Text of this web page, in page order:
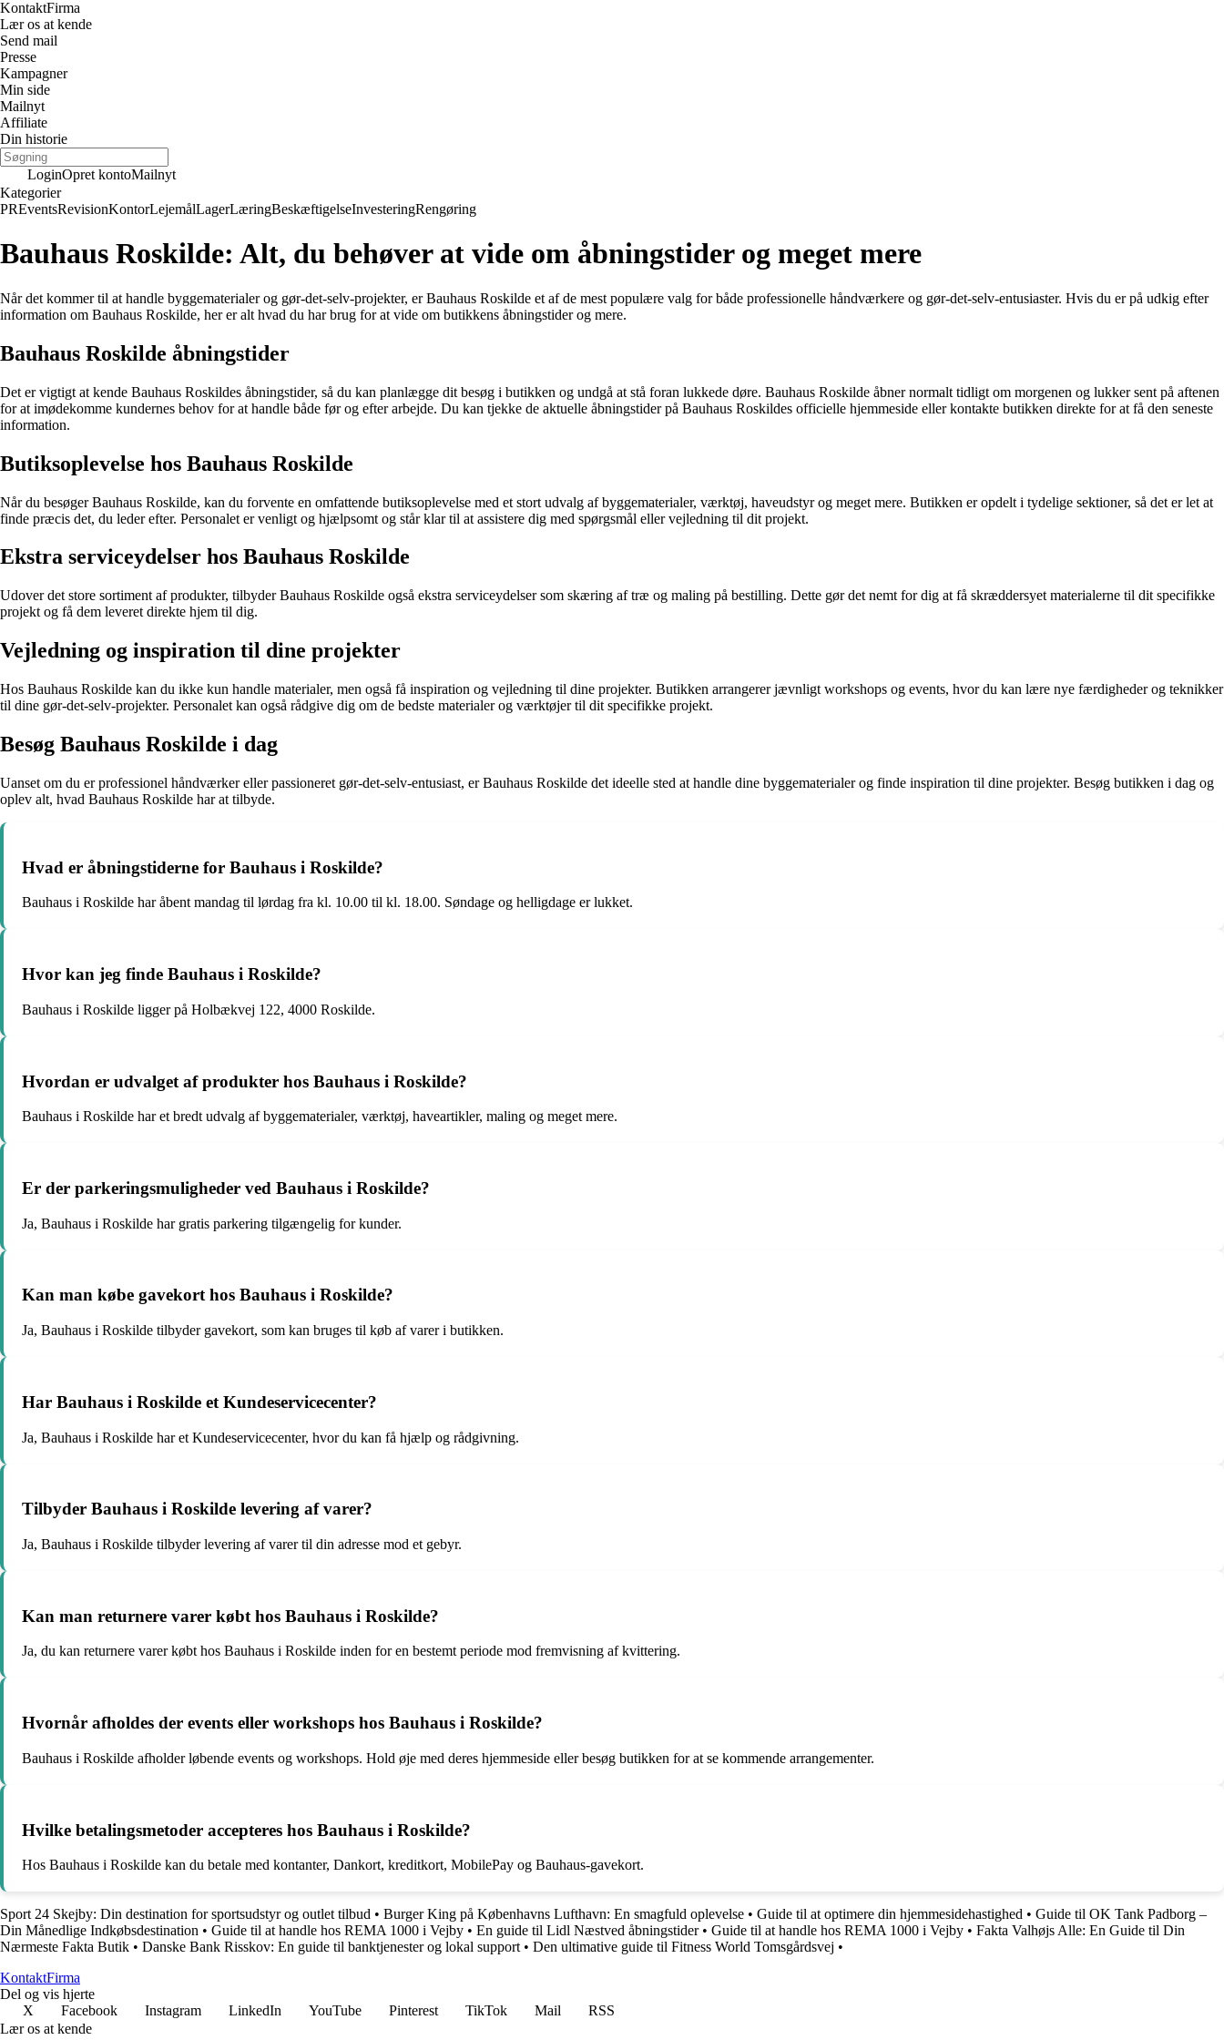
KontaktFirma
Lær os at kende
Send mail
Presse
Kampagner
Min side
Mailnyt
Affiliate
Din historie
LoginOpret kontoMailnyt
Kategorier
PREventsRevisionKontorLejemålLagerLæringBeskæftigelseInvesteringRengøring
Bauhaus Roskilde: Alt, du behøver at vide om åbningstider og meget mere
Når det kommer til at handle byggematerialer og gør-det-selv-projekter, er Bauhaus Roskilde et af de mest populære valg for både professionelle håndværkere og gør-det-selv-entusiaster. Hvis du er på udkig efter
information om Bauhaus Roskilde, her er alt hvad du har brug for at vide om butikkens åbningstider og mere.
Bauhaus Roskilde åbningstider
Det er vigtigt at kende Bauhaus Roskildes åbningstider, så du kan planlægge dit besøg i butikken og undgå at stå foran lukkede døre. Bauhaus Roskilde åbner normalt tidligt om morgenen og lukker sent på aftenen
for at imødekomme kundernes behov for at handle både før og efter arbejde. Du kan tjekke de aktuelle åbningstider på Bauhaus Roskildes officielle hjemmeside eller kontakte butikken direkte for at få den seneste
information.
Butiksoplevelse hos Bauhaus Roskilde
Når du besøger Bauhaus Roskilde, kan du forvente en omfattende butiksoplevelse med et stort udvalg af byggematerialer, værktøj, haveudstyr og meget mere. Butikken er opdelt i tydelige sektioner, så det er let at
finde præcis det, du leder efter. Personalet er venligt og hjælpsomt og står klar til at assistere dig med spørgsmål eller vejledning til dit projekt.
Ekstra serviceydelser hos Bauhaus Roskilde
Udover det store sortiment af produkter, tilbyder Bauhaus Roskilde også ekstra serviceydelser som skæring af træ og maling på bestilling. Dette gør det nemt for dig at få skræddersyet materialerne til dit specifikke
projekt og få dem leveret direkte hjem til dig.
Vejledning og inspiration til dine projekter
Hos Bauhaus Roskilde kan du ikke kun handle materialer, men også få inspiration og vejledning til dine projekter. Butikken arrangerer jævnligt workshops og events, hvor du kan lære nye færdigheder og teknikker
til dine gør-det-selv-projekter. Personalet kan også rådgive dig om de bedste materialer og værktøjer til dit specifikke projekt.
Besøg Bauhaus Roskilde i dag
Uanset om du er professionel håndværker eller passioneret gør-det-selv-entusiast, er Bauhaus Roskilde det ideelle sted at handle dine byggematerialer og finde inspiration til dine projekter. Besøg butikken i dag og
oplev alt, hvad Bauhaus Roskilde har at tilbyde.
Hvad er åbningstiderne for Bauhaus i Roskilde?
Bauhaus i Roskilde har åbent mandag til lørdag fra kl. 10.00 til kl. 18.00. Søndage og helligdage er lukket.
Hvor kan jeg finde Bauhaus i Roskilde?
Bauhaus i Roskilde ligger på Holbækvej 122, 4000 Roskilde.
Hvordan er udvalget af produkter hos Bauhaus i Roskilde?
Bauhaus i Roskilde har et bredt udvalg af byggematerialer, værktøj, haveartikler, maling og meget mere.
Er der parkeringsmuligheder ved Bauhaus i Roskilde?
Ja, Bauhaus i Roskilde har gratis parkering tilgængelig for kunder.
Kan man købe gavekort hos Bauhaus i Roskilde?
Ja, Bauhaus i Roskilde tilbyder gavekort, som kan bruges til køb af varer i butikken.
Har Bauhaus i Roskilde et Kundeservicecenter?
Ja, Bauhaus i Roskilde har et Kundeservicecenter, hvor du kan få hjælp og rådgivning.
Tilbyder Bauhaus i Roskilde levering af varer?
Ja, Bauhaus i Roskilde tilbyder levering af varer til din adresse mod et gebyr.
Kan man returnere varer købt hos Bauhaus i Roskilde?
Ja, du kan returnere varer købt hos Bauhaus i Roskilde inden for en bestemt periode mod fremvisning af kvittering.
Hvornår afholdes der events eller workshops hos Bauhaus i Roskilde?
Bauhaus i Roskilde afholder løbende events og workshops. Hold øje med deres hjemmeside eller besøg butikken for at se kommende arrangementer.
Hvilke betalingsmetoder accepteres hos Bauhaus i Roskilde?
Hos Bauhaus i Roskilde kan du betale med kontanter, Dankort, kreditkort, MobilePay og Bauhaus-gavekort.
Sport 24 Skejby: Din destination for sportsudstyr og outlet tilbud • Burger King på Københavns Lufthavn: En smagfuld oplevelse • Guide til at optimere din hjemmesidehastighed • Guide til OK Tank Padborg –
Din Månedlige Indkøbsdestination • Guide til at handle hos REMA 1000 i Vejby • En guide til Lidl Næstved åbningstider• Guide til at handle hos REMA 1000 i Vejby • Fakta Valhøjs Alle: En Guide til Din
Nærmeste Fakta Butik • Danske Bank Risskov: En guide til banktjenester og lokal support • Den ultimative guide til Fitness World Tomsgårdsvej •
KontaktFirma
Del og vis hjerte
X
Facebook Instagram LinkedIn YouTube Pinterest TikTok Mail
RSS
Lær os at kende